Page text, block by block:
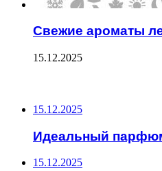
Свежие ароматы
15.12.2025
15.12.2025
Идеальный
15.12.2025